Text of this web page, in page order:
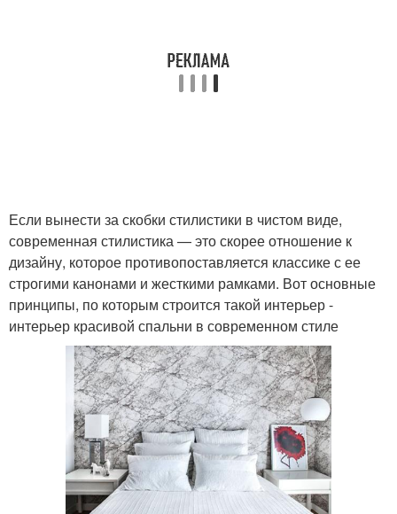
Если вынести за скобки стилистики в чистом виде,
современная стилистика — это скорее отношение к
дизайну, которое противопоставляется классике с ее
строгими канонами и жесткими рамками. Вот основные
принципы, по которым строится такой интерьер -
интерьер красивой спальни в современном стиле